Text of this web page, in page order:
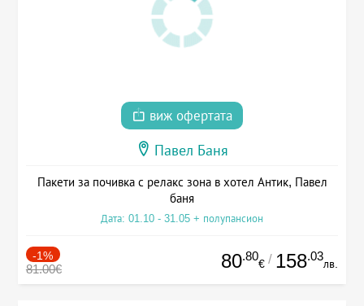
виж офертата
Павел Баня
Пакети за почивка с релакс зона в хотел Антик, Павел
баня
Дата: 01.10 - 31.05 + полупансион
-1%
81.00€ 80.80
€ / 158.03
лв.